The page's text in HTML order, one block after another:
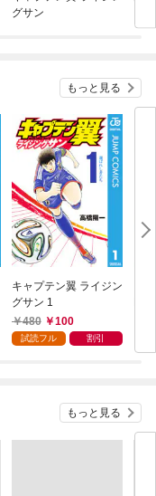
グサン
もっと見る
キャプテン翼 ライジン
グサン 1
480
100
試読フル 割引
もっと見る